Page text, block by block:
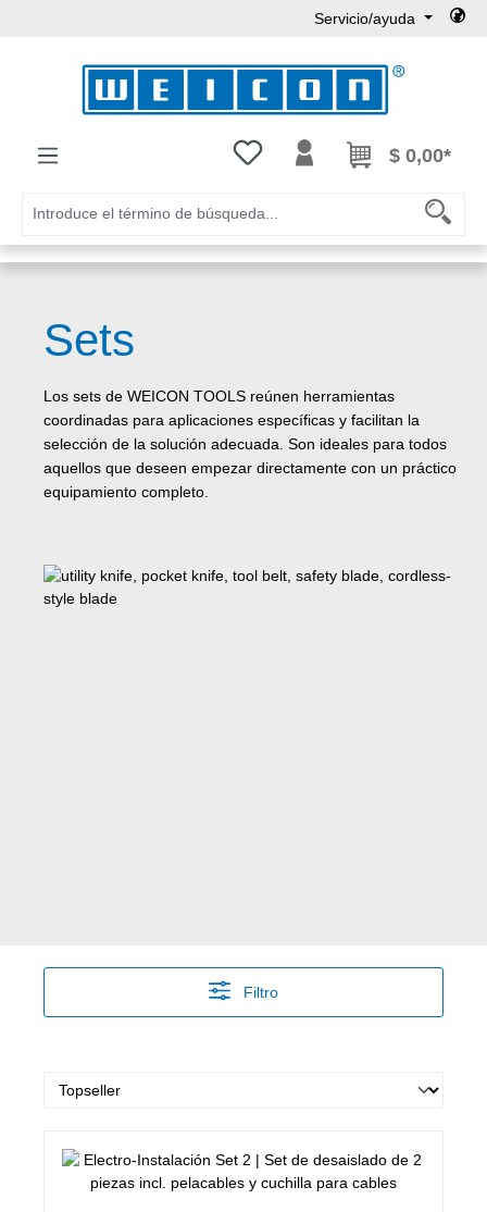
Servicio/ayuda
Tienes 0 artículos en tu lista de
$ 0,00*
Sets
Los sets de WEICON TOOLS reúnen herramientas
coordinadas para aplicaciones específicas y facilitan la
selección de la solución adecuada. Son ideales para todos
aquellos que deseen empezar directamente con un práctico
equipamiento completo.
Filtro